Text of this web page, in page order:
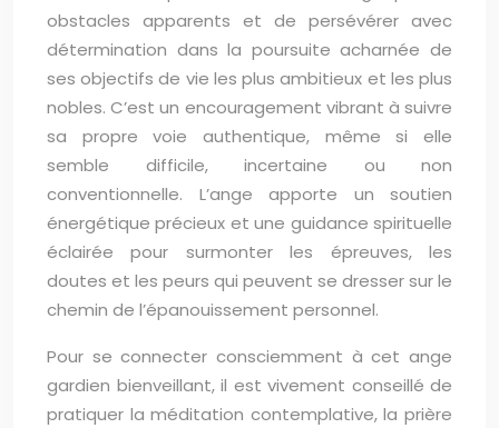
obstacles apparents et de persévérer avec
détermination dans la poursuite acharnée de
ses objectifs de vie les plus ambitieux et les plus
nobles. C’est un encouragement vibrant à suivre
sa propre voie authentique, même si elle
semble difficile, incertaine ou non
conventionnelle. L’ange apporte un soutien
énergétique précieux et une guidance spirituelle
éclairée pour surmonter les épreuves, les
doutes et les peurs qui peuvent se dresser sur le
chemin de l’épanouissement personnel.
Pour se connecter consciemment à cet ange
gardien bienveillant, il est vivement conseillé de
pratiquer la méditation contemplative, la prière